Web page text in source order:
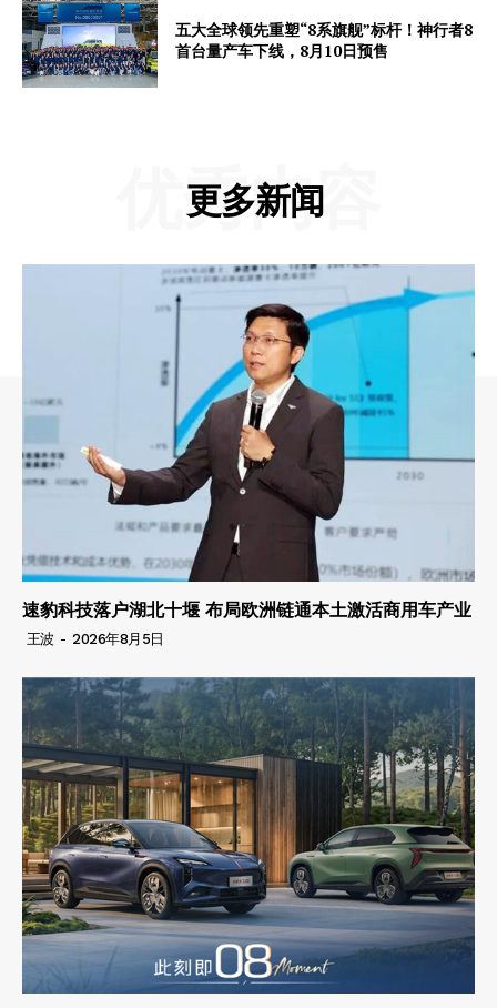
五大全球领先重塑“8系旗舰”标杆！神行者8
首台量产车下线，8月10日预售
更多新闻
优秀内容
速豹科技落户湖北十堰 布局欧洲链通本土激活商用车产业
王波 - 2026年8月5日